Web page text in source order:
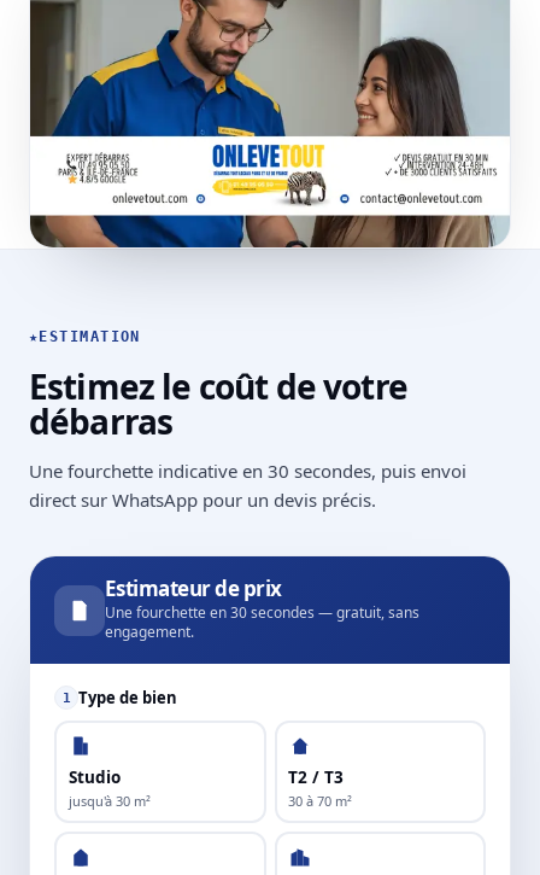
★ ESTIMATION
Estimez le coût de votre
débarras
Une fourchette indicative en 30 secondes, puis envoi
direct sur WhatsApp pour un devis précis.
Estimateur de prix
Une fourchette en 30 secondes — gratuit, sans
engagement.
1 Type de bien
Studio
jusqu'à 30 m²
T2 / T3
30 à 70 m²